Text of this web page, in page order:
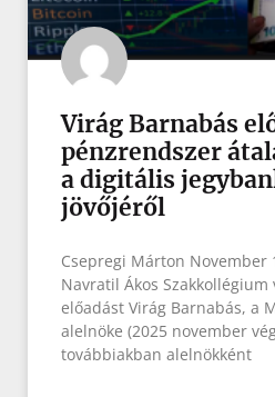
Virág Barnabás
pénzrendszer
a digitális
jövőjéről
Csepregi Márton November
Navratil Ákos
előadást Virág Barnabás, a
alelnöke (2025 november
továbbiakban alelnökként